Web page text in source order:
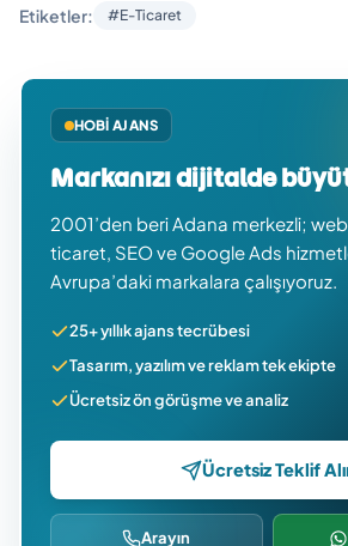
Etiketler: #E-Ticaret
HOBI AJANS
Markanızı dijitalde
2001’den beri Adana merkezli;
ticaret, SEO ve Google Ads
Avrupa’daki markalara çalışıyoruz.
25+ yıllık ajans tecrübesi
Tasarım, yazılım ve reklam tek ekipte
Ücretsiz ön görüşme ve analiz
Ücretsiz Teklif
Arayın